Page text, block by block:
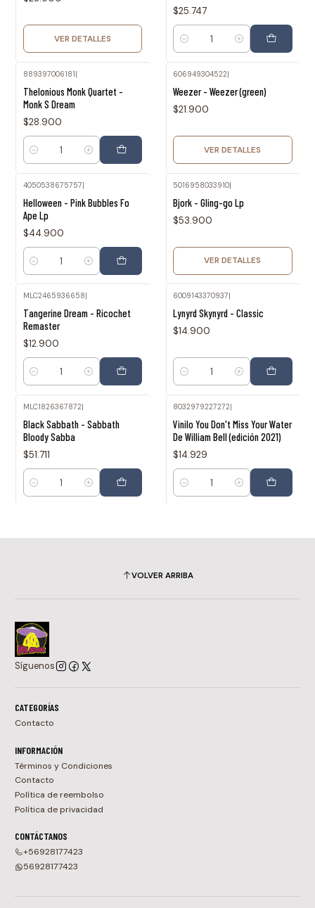
VER DETALLES
$25.747
Cantidad
889397006181
Thelonious Monk Quartet -
Monk S Dream
$28.900
Cantidad
606949304522
Weezer - Weezer (green)
$21.900
VER DETALLES
4050538675757|
Helloween - Pink Bubbles Fo
Ape Lp
$44.900
Cantidad
5016958033910|
Bjork - Gling-go Lp
$53.900
VER DETALLES
MLC2465936658
Tangerine Dream - Ricochet
Remaster
$12.900
Cantidad
6009143370937
Lynyrd Skynyrd - Classic
$14.900
Cantidad
MLC1826367872|
Black Sabbath - Sabbath
Bloody Sabba
$51.711
Cantidad
8032979227272|
Vinilo You Don't Miss Your Water
De William Bell (edición 2021)
$14.929
Cantidad
VOLVER ARRIBA
Síguenos
CATEGORÍAS
Contacto
INFORMACIÓN
Términos y Condiciones
Contacto
Política de reembolso
Política de privacidad
CONTÁCTANOS
+56928177423
56928177423